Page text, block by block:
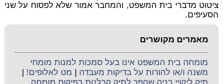
ציטוט מדברי בית המשפט, והמחבר אמור שלא לפסוח על שני
הסעיפים.
מאמרים מקושרים
מומחה בית המשפט אינו בעל סמכות למנות מומחי
משנה ו/או להורות על בדיקות מעבדה
מט לאלופים!